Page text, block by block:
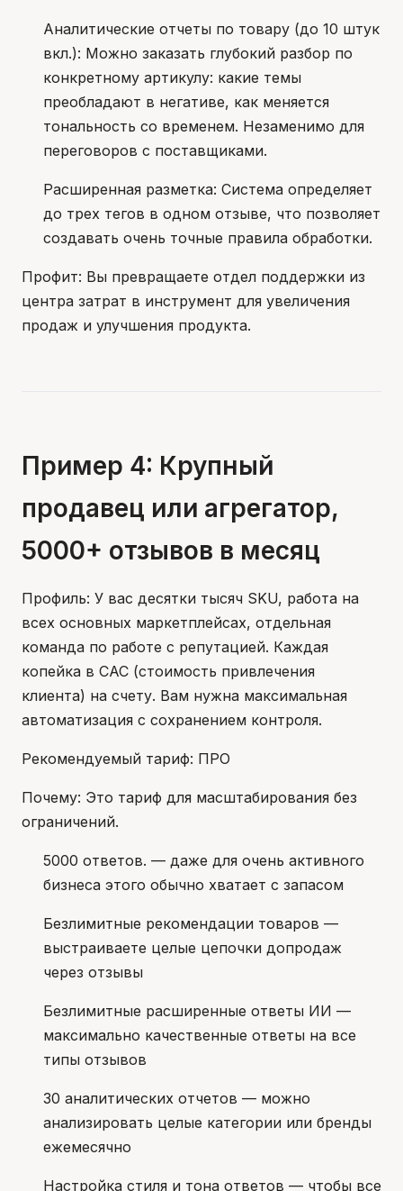
Аналитические отчеты по товару (до 10 штук
вкл.): Можно заказать глубокий разбор по
конкретному артикулу: какие темы
преобладают в негативе, как меняется
тональность со временем. Незаменимо для
переговоров с поставщиками.
Расширенная разметка: Система определяет
до трех тегов в одном отзыве, что позволяет
создавать очень точные правила обработки.
Профит: Вы превращаете отдел поддержки из
центра затрат в инструмент для увеличения
продаж и улучшения продукта.
Пример 4: Крупный
продавец или агрегатор,
5000+ отзывов в месяц
Профиль: У вас десятки тысяч SKU, работа на
всех основных маркетплейсах, отдельная
команда по работе с репутацией. Каждая
копейка в CAC (стоимость привлечения
клиента) на счету. Вам нужна максимальная
автоматизация с сохранением контроля.
Рекомендуемый тариф: ПРО
Почему: Это тариф для масштабирования без
ограничений.
5000 ответов. — даже для очень активного
бизнеса этого обычно хватает с запасом
Безлимитные рекомендации товаров —
выстраиваете целые цепочки допродаж
через отзывы
Безлимитные расширенные ответы ИИ —
максимально качественные ответы на все
типы отзывов
30 аналитических отчетов — можно
анализировать целые категории или бренды
ежемесячно
Настройка стиля и тона ответов — чтобы все